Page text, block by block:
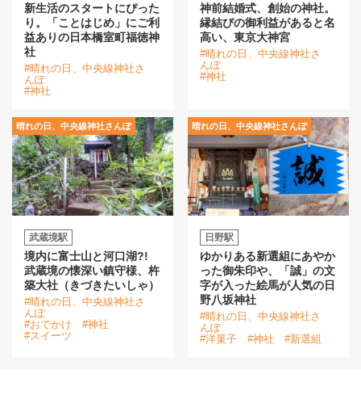
新生活のスタートにぴった
り。「ことはじめ」にご利
益ありの日本橋室町福徳神
社
#晴れの日、中央線神社さ
んぽ
#神社
神前結婚式、創始の神社。
縁結びの御利益があると名
高い、東京大神宮
#晴れの日、中央線神社さ
んぽ
#神社
晴れの日、中央線神社さんぽ
武蔵境駅
境内に富士山と河口湖?!
武蔵境の懐深い鎮守様、杵
築大社（きづきたいしゃ）
#晴れの日、中央線神社さ
んぽ
#おでかけ
#神社
#スイーツ
晴れの日、中央線神社さんぽ
日野駅
ゆかりある新選組にあやか
った御朱印や、「誠」の文
字が入った絵馬が人気の日
野八坂神社
#晴れの日、中央線神社さ
んぽ
#洋菓子
#神社 #新選組